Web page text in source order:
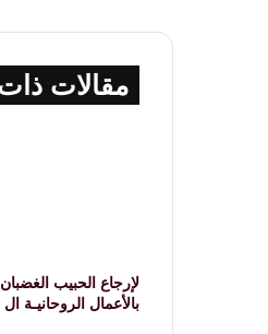
مقالات
لإرجاع الحبيب
بالأعمال الروحانيـة ال 5 الفعالة